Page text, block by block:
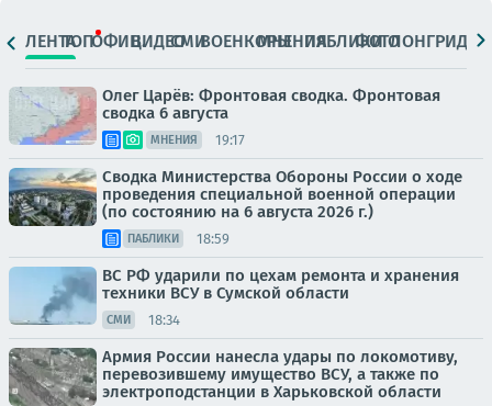
ЛЕНТАТОПОФИЦ.ВИДЕОСМИВОЕНКОРЫМНЕНИЯПАБЛИКИ
ФОТОЛОНГРИДЫ
Олег Царёв: Фронтовая сводка. Фронтовая
сводка 6 августа
МНЕНИЯ 19:17
Сводка Министерства Обороны России о ходе
проведения специальной военной операции
(по состоянию на 6 августа 2026 г.)
ПАБЛИКИ 18:59
ВС РФ ударили по цехам ремонта и хранения
техники ВСУ в Сумской области
СМИ 18:34
Армия России нанесла удары по локомотиву,
перевозившему имущество ВСУ, а также по
электроподстанции в Харьковской области